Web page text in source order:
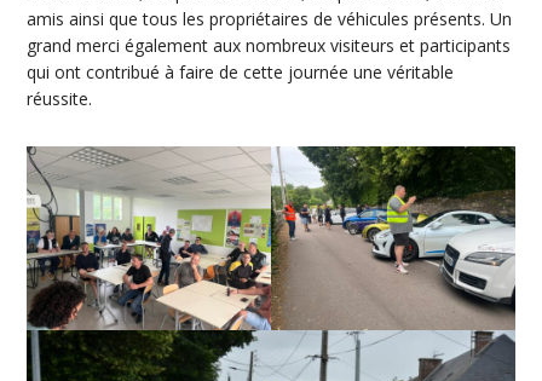
amis ainsi que tous les propriétaires de véhicules présents. Un
grand merci également aux nombreux visiteurs et participants
qui ont contribué à faire de cette journée une véritable
réussite.